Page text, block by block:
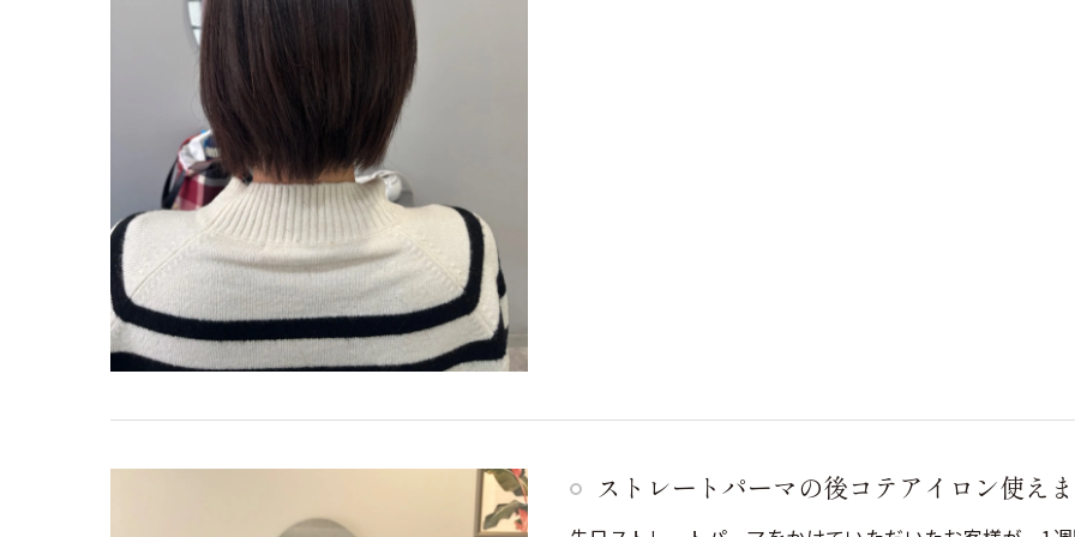
ストレートパーマの後コテアイロン使え